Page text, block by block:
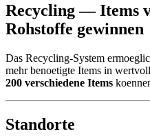
Recycling — Items
Rohstoffe gewinnen
Das Recycling-System
mehr benoetigte Items in
200 verschiedene Items
Standorte